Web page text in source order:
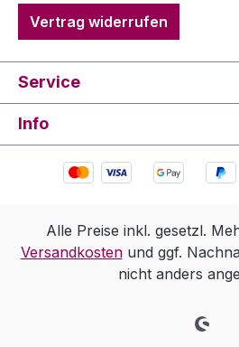
Vertrag widerrufen
Service
Info
Alle Preise inkl. gesetzl.
Versandkostenund ggf.
nicht anders